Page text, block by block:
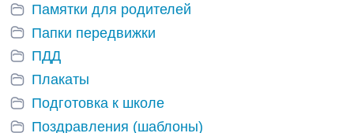
Памятки для родителей
Папки передвижки
ПДД
Плакаты
Подготовка к школе
Поздравления (шаблоны)